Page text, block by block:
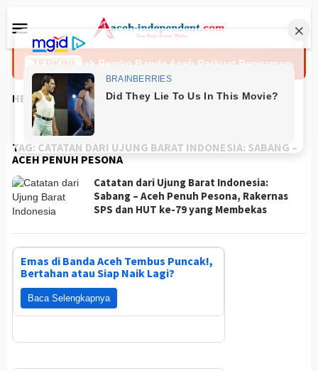
ke
kontenMobile
TERKINI
Desak Pemko Banda Aceh Perkuat Pengamanan
HEADLINES
TAG: CATATAN DARI UJUNG BARAT INDONESIA: SABANG –
ACEH PENUH PESONA
Catatan dari Ujung Barat Indonesia:
Sabang – Aceh Penuh Pesona, Rakernas
SPS dan HUT ke-79 yang Membekas
Emas di Banda Aceh Tembus Puncak!,
Bertahan atau Siap Naik Lagi?
Baca Selengkapnya